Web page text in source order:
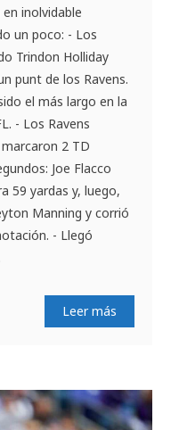
inolvidable
un poco: - Los
Trindon Holliday
punt de los Ravens.
el más largo en la
- Los Ravens
2 TD
Joe Flacco
59 yardas y, luego,
Manning y corrió
- Llegó
Leer más